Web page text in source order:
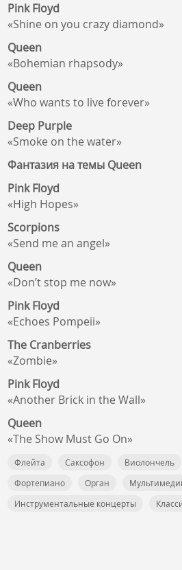
Pink Floyd
«Shine on you crazy diamond»
Queen
«Bohemian rhapsody»
Queen
«Who wants to live forever»
Deep Purple
«Smoke on the water»
Фантазия на темы Queen
Pink Floyd
«High Hopes»
Scorpions
«Send me an angel»
Queen
«Don’t stop me now»
Pink Floyd
«Echoes Pompeii»
The Cranberries
«Zombie»
Pink Floyd
«Another Brick in the Wall»
Queen
«The Show Must Go On»
Флейта Саксофон Виолончель
Фортепиано
Орган
Инструментальные концерты